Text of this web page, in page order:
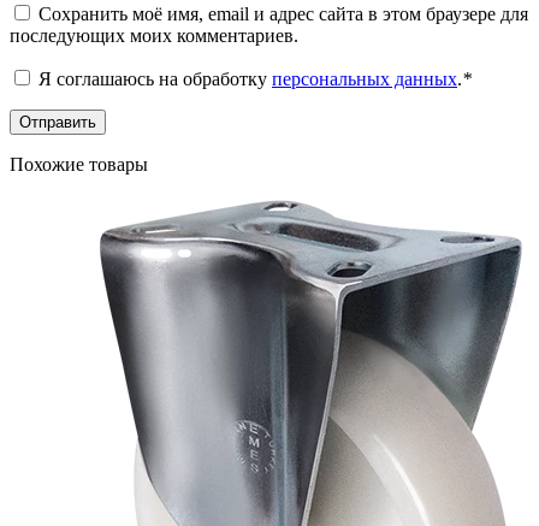
Сохранить моё имя, email и адрес сайта в этом браузере для
последующих моих комментариев.
Я соглашаюсь на обработку персональных данных.*
Похожие товары